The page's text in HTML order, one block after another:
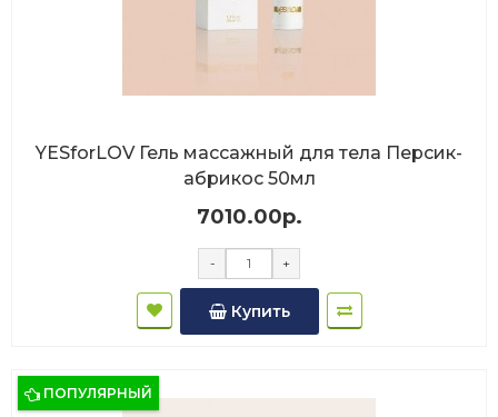
YESforLOV Гель массажный для тела Персик-
абрикос 50мл
7010.00р.
- +
Купить
ПОПУЛЯРНЫЙ